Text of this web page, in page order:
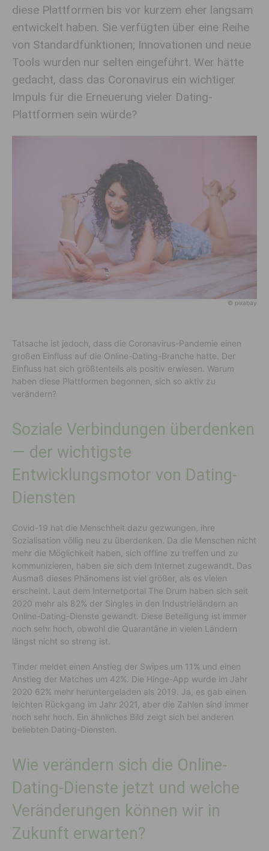
diese Plattformen bis vor kurzem eher langsam
entwickelt haben. Sie verfügten über eine Reihe
von Standardfunktionen; Innovationen und neue
Tools wurden nur selten eingeführt. Wer hätte
gedacht, dass das Coronavirus ein wichtiger
Impuls für die Erneuerung vieler Dating-
Plattformen sein würde?
© pixabay
Tatsache ist jedoch, dass die Coronavirus-Pandemie einen
großen Einfluss auf die Online-Dating-Branche hatte. Der
Einfluss hat sich größtenteils als positiv erwiesen. Warum
haben diese Plattformen begonnen, sich so aktiv zu
verändern?
Soziale Verbindungen überdenken
— der wichtigste
Entwicklungsmotor von Dating-
Diensten
Covid-19 hat die Menschheit dazu gezwungen, ihre
Sozialisation völlig neu zu überdenken. Da die Menschen nicht
mehr die Möglichkeit haben, sich offline zu treffen und zu
kommunizieren, haben sie sich dem Internet zugewandt. Das
Ausmaß dieses Phänomens ist viel größer, als es vielen
erscheint. Laut dem Internetportal The Drum haben sich seit
2020 mehr als 82% der Singles in den Industrieländern an
Online-Dating-Dienste gewandt. Diese Beteiligung ist immer
noch sehr hoch, obwohl die Quarantäne in vielen Ländern
längst nicht so streng ist.
Tinder meldet einen Anstieg der Swipes um 11% und einen
Anstieg der Matches um 42%. Die Hinge-App wurde im Jahr
2020 62% mehr heruntergeladen als 2019. Ja, es gab einen
leichten Rückgang im Jahr 2021, aber die Zahlen sind immer
noch sehr hoch. Ein ähnliches Bild zeigt sich bei anderen
beliebten Dating-Diensten.
Wie verändern sich die Online-
Dating-Dienste jetzt und welche
Veränderungen können wir in
Zukunft erwarten?